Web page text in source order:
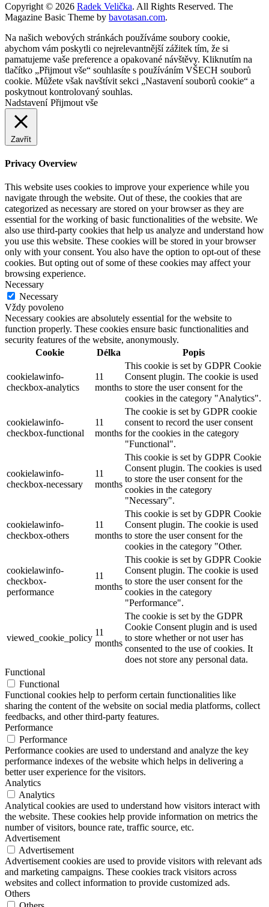
Copyright © 2026 Radek Velička. All Rights Reserved. The
Magazine Basic Theme by bavotasan.com.
Na našich webových stránkách používáme soubory cookie,
abychom vám poskytli co nejrelevantnější zážitek tím, že si
pamatujeme vaše preference a opakované návštěvy. Kliknutím na
tlačítko „Přijmout vše“ souhlasíte s používáním VŠECH souborů
cookie. Můžete však navštívit sekci „Nastavení souborů cookie“ a
poskytnout kontrolovaný souhlas.
Nadstavení Přijmout vše
Zavřít
Privacy Overview
This website uses cookies to improve your experience while you
navigate through the website. Out of these, the cookies that are
categorized as necessary are stored on your browser as they are
essential for the working of basic functionalities of the website. We
also use third-party cookies that help us analyze and understand how
you use this website. These cookies will be stored in your browser
only with your consent. You also have the option to opt-out of these
cookies. But opting out of some of these cookies may affect your
browsing experience.
Necessary
Necessary
Vždy povoleno
Necessary cookies are absolutely essential for the website to
function properly. These cookies ensure basic functionalities and
security features of the website, anonymously.
Cookie
Délka Popis
cookielawinfo-
checkbox-analytics
11
months
This cookie is set by GDPR Cookie
Consent plugin. The cookie is used
to store the user consent for the
cookies in the category "Analytics".
cookielawinfo-
checkbox-functional
11
months
The cookie is set by GDPR cookie
consent to record the user consent
for the cookies in the category
"Functional".
cookielawinfo-
checkbox-necessary
11
months
This cookie is set by GDPR Cookie
Consent plugin. The cookies is used
to store the user consent for the
cookies in the category
"Necessary".
cookielawinfo-
checkbox-others
11
months
This cookie is set by GDPR Cookie
Consent plugin. The cookie is used
to store the user consent for the
cookies in the category "Other.
cookielawinfo-
checkbox-
performance
11
months
This cookie is set by GDPR Cookie
Consent plugin. The cookie is used
to store the user consent for the
cookies in the category
"Performance".
viewed_cookie_policy
11
months
The cookie is set by the GDPR
Cookie Consent plugin and is used
to store whether or not user has
consented to the use of cookies. It
does not store any personal data.
Functional
Functional
Functional cookies help to perform certain functionalities like
sharing the content of the website on social media platforms, collect
feedbacks, and other third-party features.
Performance
Performance
Performance cookies are used to understand and analyze the key
performance indexes of the website which helps in delivering a
better user experience for the visitors.
Analytics
Analytics
Analytical cookies are used to understand how visitors interact with
the website. These cookies help provide information on metrics the
number of visitors, bounce rate, traffic source, etc.
Advertisement
Advertisement
Advertisement cookies are used to provide visitors with relevant ads
and marketing campaigns. These cookies track visitors across
websites and collect information to provide customized ads.
Others